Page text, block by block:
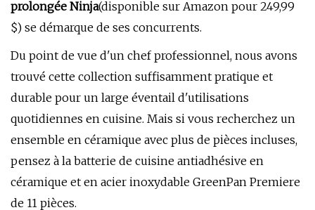
prolongée Ninja(disponible sur Amazon pour 249,99
$) se démarque de ses concurrents.
Du point de vue d'un chef professionnel, nous avons
trouvé cette collection suffisamment pratique et
durable pour un large éventail d'utilisations
quotidiennes en cuisine. Mais si vous recherchez un
ensemble en céramique avec plus de pièces incluses,
pensez à la batterie de cuisine antiadhésive en
céramique et en acier inoxydable GreenPan Premiere
de 11 pièces.